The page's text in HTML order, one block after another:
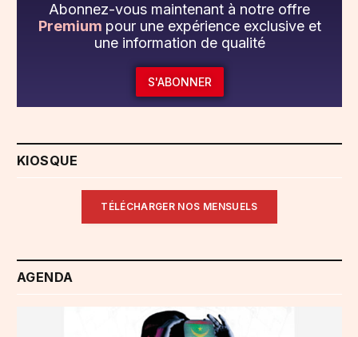
Abonnez-vous maintenant à notre offre
Premium pour une expérience exclusive et
une information de qualité
S'ABONNER
KIOSQUE
TÉLÉCHARGER NOS MENSUELS
AGENDA